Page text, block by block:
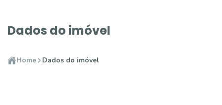
Dados do imóvel
Home Dados do imóvel